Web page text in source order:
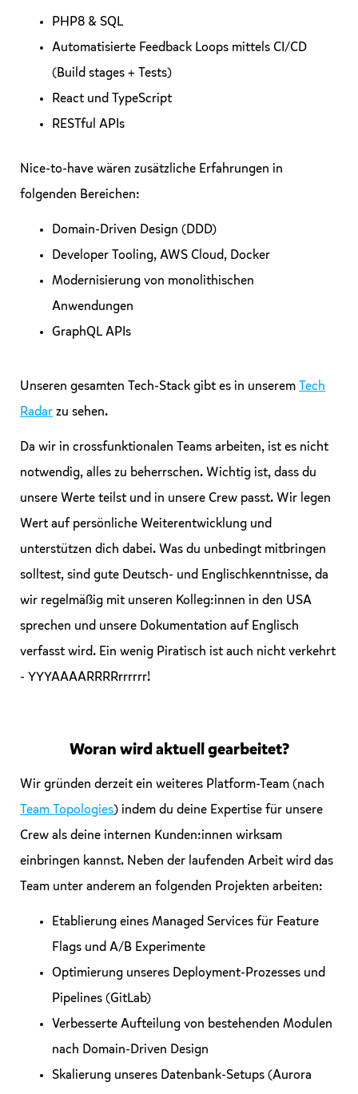
PHP8 & SQL
Automatisierte Feedback Loops mittels CI/CD
(Build stages + Tests)
React und TypeScript
RESTful APIs
Nice-to-have wären zusätzliche Erfahrungen in
folgenden Bereichen:
Domain-Driven Design (DDD)
Developer Tooling, AWS Cloud, Docker
Modernisierung von monolithischen
Anwendungen
GraphQL APIs
Unseren gesamten Tech-Stack gibt es in unserem
Tech
Radar zu sehen.
Da wir in crossfunktionalen Teams arbeiten, ist es nicht
notwendig, alles zu beherrschen. Wichtig ist, dass du
unsere Werte teilst und in unsere Crew passt. Wir legen
Wert auf persönliche Weiterentwicklung und
unterstützen dich dabei. Was du unbedingt mitbringen
solltest, sind gute Deutsch- und Englischkenntnisse, da
wir regelmäßig mit unseren Kolleg:innen in den USA
sprechen und unsere Dokumentation auf Englisch
verfasst wird. Ein wenig Piratisch ist auch nicht verkehrt
- YYYAAAARRRRrrrrrr!
Woran wird aktuell gearbeitet?
Wir gründen derzeit ein weiteres Platform-Team (nach
Team Topologies) indem du deine Expertise für unsere
Crew als deine internen Kunden:innen wirksam
einbringen kannst. Neben der laufenden Arbeit wird das
Team unter anderem an folgenden Projekten arbeiten:
Etablierung eines Managed Services für Feature
Flags und A/B Experimente
Optimierung unseres Deployment-Prozesses und
Pipelines (GitLab)
Verbesserte Aufteilung von bestehenden Modulen
nach Domain-Driven Design
Skalierung unseres Datenbank-Setups (Aurora